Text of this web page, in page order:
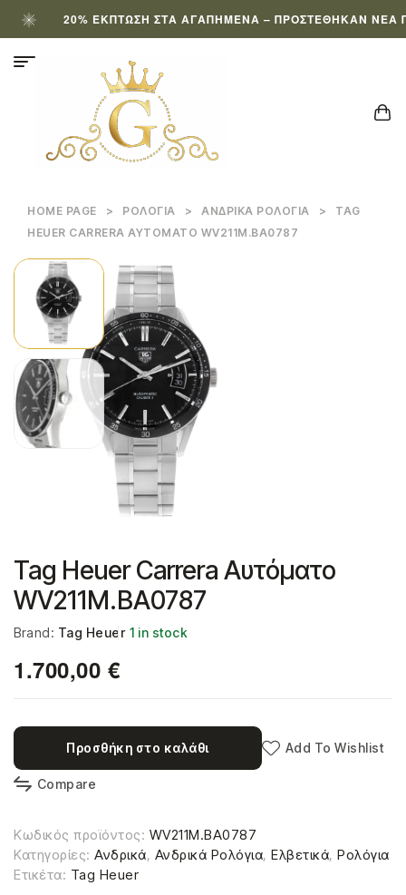
20% ΈΚΠΤΩΣΗ ΣΤΑ ΑΓΑΠΗΜΈΝΑ – ΠΡΟΣΤΈΘΗΚΑΝ ΝΈΑ
HOME PAGE > ΡΟΛΌΓΙΑ > ΑΝΔΡΙΚΆ ΡΟΛΌΓΙΑ >
TAG
HEUER CARRERA ΑΥΤΌΜΑΤΟ WV211M.BA0787
Tag Heuer Carrera Αυτόματο
WV211M.BA0787
Brand: Tag Heuer 1 in stock
1.700,00 €
Προσθήκη στο καλάθι Add To Wishlist
Compare
Κωδικός προϊόντος: WV211M.BA0787
Κατηγορίες: Ανδρικά, Ανδρικά Ρολόγια, Ελβετικά, Ρολόγια
Ετικέτα: Tag Heuer